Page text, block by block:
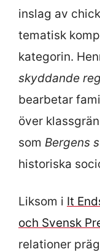
inslag av
tematisk
kategorin.
skyddande
bearbetar
över
som Bergens
historiska
Liksom i It
och Svensk
relationer